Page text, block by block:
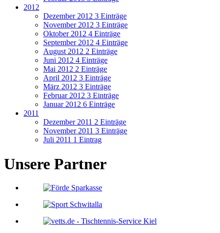
2012
Dezember 2012 3 Einträge
November 2012 3 Einträge
Oktober 2012 4 Einträge
September 2012 4 Einträge
August 2012 2 Einträge
Juni 2012 4 Einträge
Mai 2012 2 Einträge
April 2012 3 Einträge
März 2012 3 Einträge
Februar 2012 3 Einträge
Januar 2012 6 Einträge
2011
Dezember 2011 2 Einträge
November 2011 3 Einträge
Juli 2011 1 Eintrag
Unsere Partner